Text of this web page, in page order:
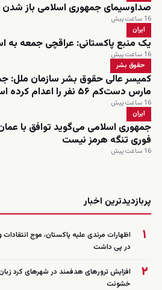
صداوسیمای جمهوری اسلامی باز شدن
16 ساعت پیش
ایران
یک منبع پاکستانی: عراقچی جمعه به
16 ساعت پیش
حقوق بشر
کمیسر عالی حقوق بشر سازمان ملل:
مارس دست‌کم ۵۶ نفر را اعدام کرده است
16 ساعت پیش
ایران
جمهوری اسلامی می‌گوید توافق با
فوری تنگه هرمز نیست
16 ساعت پیش
پربازدیدترین اخبار
۱
اظهارات مرندی علیه پاکستان، موج
در پی داشت
۲
افزایش ترورهای هدفمند در شهرهای کرد
خشونت